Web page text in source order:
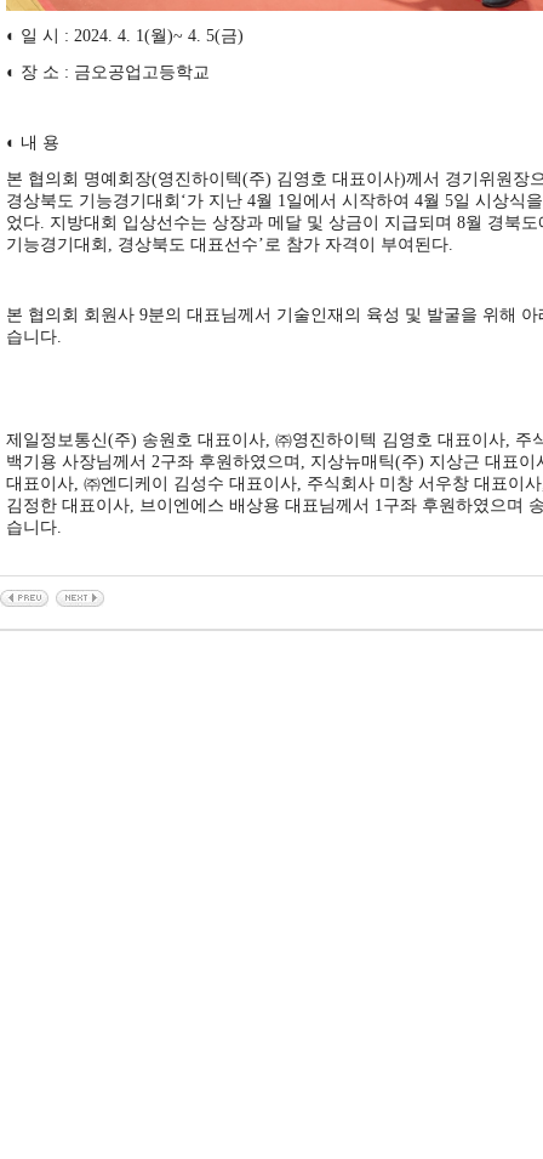
◐ 일 시 : 2024. 4. 1(월)~ 4. 5(금)
◐ 장 소 : 금오공업고등학교
◐ 내 용
본 협의회 명예회장(영진하이텍(주) 김영호 대표이사)께서 경기위원장
경상북도 기능경기대회 ‘가 지난 4월 1일에서 시작하여 4월 5일 시상식
었다. 지방대회 입상선수는 상장과 메달 및 상금이 지급되며 8월 경북
기능경기대회 , 경상북도 대표선수’로 참가 자격이 부여된다.
본 협의회 회원사 9분의 대표님께서 기술인재의 육성 및 발굴을 위해
습니다.
제일정보통신(주) 송원호 대표이사, ㈜영진하이텍 김영호 대표이사, 주
백기용 사장님께서 2구좌 후원하였으며 , 지상뉴매틱(주) 지상근 대표이
대표이사, ㈜엔디케이 김성수 대표이사, 주식회사 미창 서우창 대표이사
김정한 대표이사, 브이엔에스 배상용 대표님께서 1구좌 후원하였으며
습니다.